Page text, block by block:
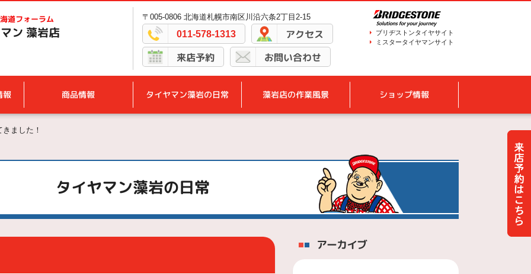
道フォーラム
ン 藻岩店
〒005-0806 北海道札幌市南区川沿六条2丁目2-15
011-578-1313 アクセス
来店予約 お問い合わせ
ブリヂストンタイヤサイト
ミスタータイヤマンサイト
報 商品情報 タイヤマン藻岩の日常 藻岩店の作業風景 ショップ情報
ました！
タイヤマン藻岩の日常
アーカイブ